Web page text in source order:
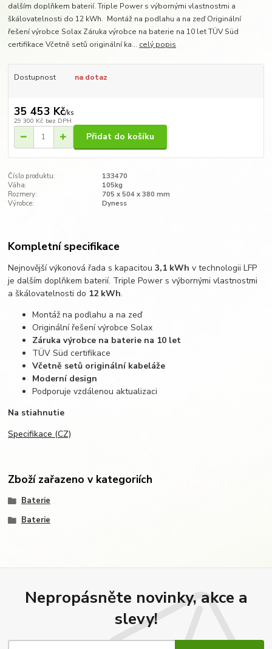
dalším doplňkem baterií. Triple Power s výbornými vlastnostmi a
škálovatelnosti do 12 kWh. Montáž na podlahu a na zeď Originální
řešení výrobce Solax Záruka výrobce na baterie na 10 let TÜV Süd
certifikace Včetně setů originální ka... celý popis
Dostupnost na dotaz
35 453 Kč/ks
29 300 Kč bez DPH
Přidat do košíku
Číslo produktu:
133470
Váha:
105kg
Rozmery:
705 x 504 x 380 mm
Výrobce:
Dyness
Kompletní specifikace
Nejnovější výkonová řada s kapacitou 3,1 kWh v technologii LFP
je dalším doplňkem baterií. Triple Power s výbornými vlastnostmi
a škálovatelnosti do 12 kWh.
Montáž na podlahu a na zeď
Originální řešení výrobce Solax
Záruka výrobce na baterie na 10 let
TÜV Süd certifikace
Včetně setů originální kabeláže
Moderní design
Podporuje vzdálenou aktualizaci
Na stiahnutie
Specifikace (CZ)
Zboží zařazeno v kategoriích
Baterie
Baterie
Nepropásněte novinky, akce a
slevy!